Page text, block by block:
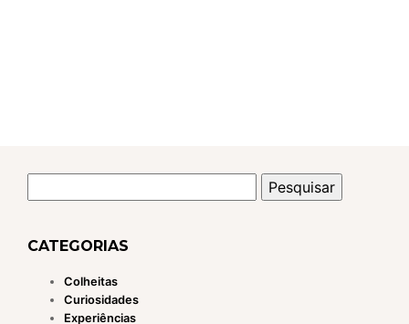
por:
CATEGORIAS
Colheitas
Curiosidades
Experiências